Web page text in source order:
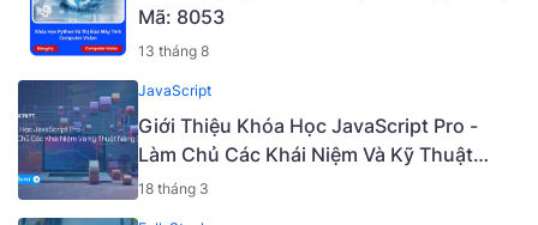
Mã: 8053
13 tháng 8
JavaScript
Giới Thiệu Khóa Học JavaScript Pro -
Làm Chủ Các Khái Niệm Và Kỹ Thuật
Nâng Cao [Mã - 6919 A]
18 tháng 3